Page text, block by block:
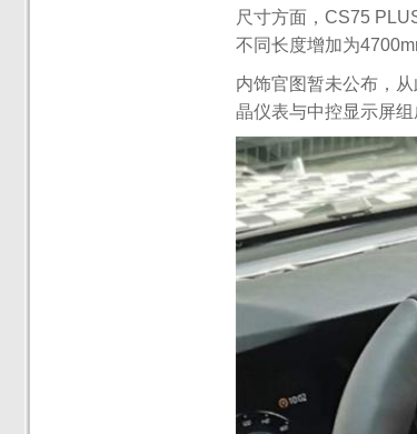
尺寸方面，CS75
不同长度增加为
内饰官图暂未公布，
晶仪表与中控显示屏组